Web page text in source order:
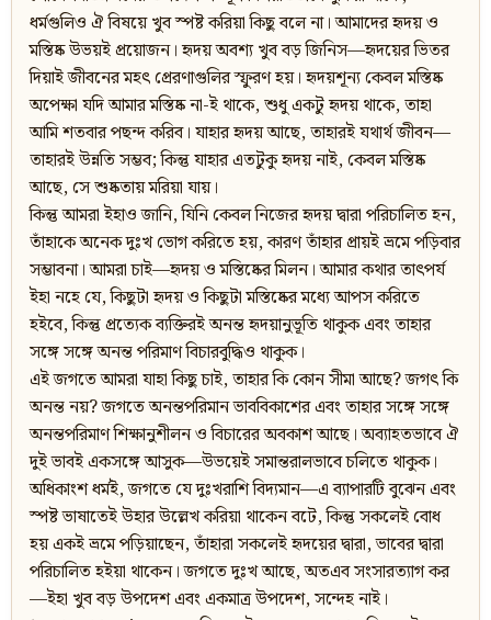
ধর্মগুলিও ঐ বিষয়ে খুব স্পষ্ট করিয়া কিছু বলে না। আমাদের হৃদয় ও
মস্তিষ্ক উভয়ই প্রয়োজন। হৃদয় অবশ্য খুব বড় জিনিস—হৃদয়ের ভিতর
দিয়াই জীবনের মহৎ প্রেরণাগুলির স্ফুরণ হয়। হৃদয়শূন্য কেবল মস্তিষ্ক
অপেক্ষা যদি আমার মস্তিষ্ক না-ই থাকে, শুধু একটু হৃদয় থাকে, তাহা
আমি শতবার পছন্দ করিব। যাহার হৃদয় আছে, তাহারই যথার্থ জীবন—
তাহারই উন্নতি সম্ভব; কিন্তু যাহার এতটুকু হৃদয় নাই, কেবল মস্তিষ্ক
আছে, সে শুষ্কতায় মরিয়া যায়।
কিন্তু আমরা ইহাও জানি, যিনি কেবল নিজের হৃদয় দ্বারা পরিচালিত হন,
তাঁহাকে অনেক দুঃখ ভোগ করিতে হয়, কারণ তাঁহার প্রায়ই ভ্রমে পড়িবার
সম্ভাবনা। আমরা চাই—হৃদয় ও মস্তিষ্কের মিলন। আমার কথার তাৎপর্য
ইহা নহে যে, কিছুটা হৃদয় ও কিছুটা মস্তিষ্কের মধ্যে আপস করিতে
হইবে, কিন্তু প্রত্যেক ব্যক্তিরই অনন্ত হৃদয়ানুভূতি থাকুক এবং তাহার
সঙ্গে সঙ্গে অনন্ত পরিমাণ বিচারবুদ্ধিও থাকুক।
এই জগতে আমরা যাহা কিছু চাই, তাহার কি কোন সীমা আছে? জগৎ কি
অনন্ত নয়? জগতে অনন্তপরিমান ভাববিকাশের এবং তাহার সঙ্গে সঙ্গে
অনন্তপরিমাণ শিক্ষানুশীলন ও বিচারের অবকাশ আছে। অব্যাহতভাবে ঐ
দুই ভাবই একসঙ্গে আসুক—উভয়েই সমান্তরালভাবে চলিতে থাকুক।
অধিকাংশ ধর্মই, জগতে যে দুঃখরাশি বিদ্যমান—এ ব্যাপারটি বুঝেন এবং
স্পষ্ট ভাষাতেই উহার উল্লেখ করিয়া থাকেন বটে, কিন্তু সকলেই বোধ
হয় একই ভ্রমে পড়িয়াছেন, তাঁহারা সকলেই হৃদয়ের দ্বারা, ভাবের দ্বারা
পরিচালিত হইয়া থাকেন। জগতে দুঃখ আছে, অতএব সংসারত্যাগ কর
—ইহা খুব বড় উপদেশ এবং একমাত্র উপদেশ, সন্দেহ নাই।